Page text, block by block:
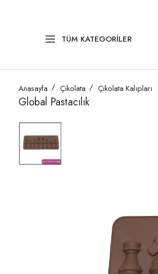
TÜM KATEGORİLER
Anasayfa Çikolata Çikolata Kalıpları
Global Pastacılık